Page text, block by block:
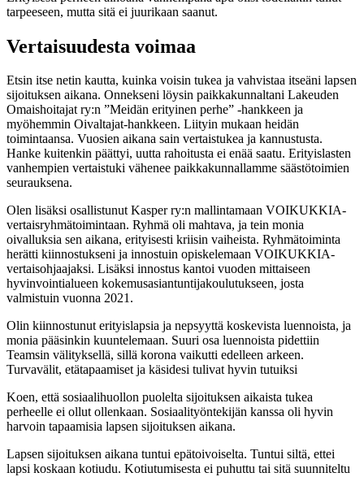
tarpeeseen, mutta sitä ei juurikaan saanut.
Vertaisuudesta voimaa
Etsin itse netin kautta, kuinka voisin tukea ja vahvistaa itseäni lapsen
sijoituksen aikana. Onnekseni löysin paikkakunnaltani Lakeuden
Omaishoitajat ry:n ”Meidän erityinen perhe” -hankkeen ja
myöhemmin Oivaltajat-hankkeen. Liityin mukaan heidän
toimintaansa. Vuosien aikana sain vertaistukea ja kannustusta.
Hanke kuitenkin päättyi, uutta rahoitusta ei enää saatu. Erityislasten
vanhempien vertaistuki vähenee paikkakunnallamme säästötoimien
seurauksena.
Olen lisäksi osallistunut Kasper ry:n mallintamaan VOIKUKKIA-
vertaisryhmätoimintaan. Ryhmä oli mahtava, ja tein monia
oivalluksia sen aikana, erityisesti kriisin vaiheista. Ryhmätoiminta
herätti kiinnostukseni ja innostuin opiskelemaan VOIKUKKIA-
vertaisohjaajaksi. Lisäksi innostus kantoi vuoden mittaiseen
hyvinvointialueen kokemusasiantuntijakoulutukseen, josta
valmistuin vuonna 2021.
Olin kiinnostunut erityislapsia ja nepsyyttä koskevista luennoista, ja
monia pääsinkin kuuntelemaan. Suuri osa luennoista pidettiin
Teamsin välityksellä, sillä korona vaikutti edelleen arkeen.
Turvavälit, etätapaamiset ja käsidesi tulivat hyvin tutuiksi
Koen, että sosiaalihuollon puolelta sijoituksen aikaista tukea
perheelle ei ollut ollenkaan. Sosiaalityöntekijän kanssa oli hyvin
harvoin tapaamisia lapsen sijoituksen aikana.
Lapsen sijoituksen aikana tuntui epätoivoiselta. Tuntui siltä, ettei
lapsi koskaan kotiudu. Kotiutumisesta ei puhuttu tai sitä suunniteltu